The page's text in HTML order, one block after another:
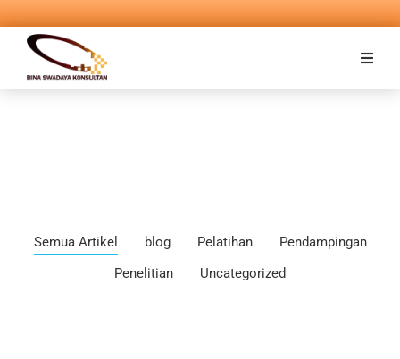
Semua Artikel blog Pelatihan
Pendampingan
Penelitian
Uncategorized